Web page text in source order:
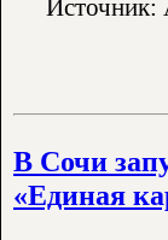
Источник:
В Сочи
«Единая